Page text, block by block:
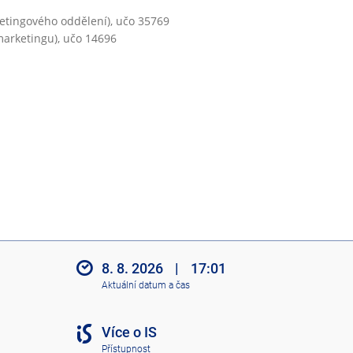
oddělení), učo 35769
učo 14696
8. 8. 2026 | 17:01
Aktuální datum a čas
Více o IS
Přístupnost